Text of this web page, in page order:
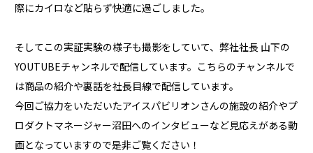
際にカイロなど貼らず快適に過ごしました。
そしてこの実証実験の様子も撮影をしていて、弊社社長 山下の
YOUTUBEチャンネルで配信しています。こちらのチャンネルで
は商品の紹介や裏話を社長目線で配信しています。
今回ご協力をいただいたアイスパビリオンさんの施設の紹介やプ
ロダクトマネージャー沼田へのインタビューなど見応えがある動
画となっていますので是非ご覧ください！